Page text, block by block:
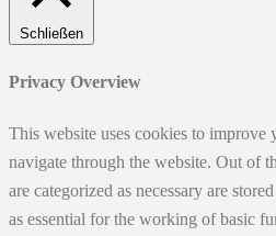
Schließen
Privacy Overview
This website uses cookies to improve
navigate through the website. Out of
are categorized as necessary are
as essential for the working of basic